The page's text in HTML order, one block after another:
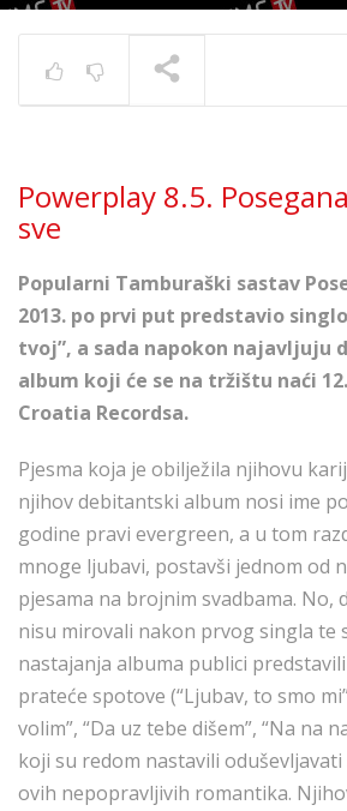
Powerplay 8.5.
sve
Popularni Tamburaški sastav
2013. po prvi put predstavio
tvoj”, a sada napokon najavljuju
album koji će se na tržištu naći
Croatia Recordsa.
Pjesma koja je obilježila njihovu
njihov debitantski album nosi ime
godine pravi evergreen, a u tom
mnoge ljubavi, postavši jednom od
pjesama na brojnim svadbama. No,
nisu mirovali nakon prvog singla te
nastajanja albuma publici
prateće spotove (“Ljubav, to smo
volim”, “Da uz tebe dišem”, “Na na
koji su redom nastavili
ovih nepopravljivih romantika.